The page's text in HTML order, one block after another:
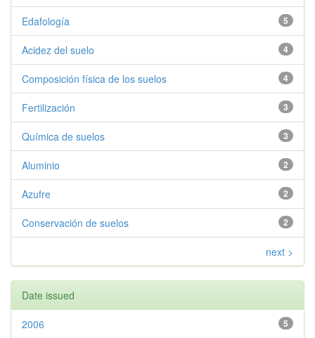
5
Edafología
4
Acidez del suelo
4
Composición física de los suelos
3
Fertilización
3
Química de suelos
2
Aluminio
2
Azufre
2
Conservación de suelos
next >
Date issued
5
2006